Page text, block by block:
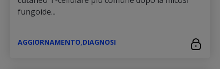
fungoide...
AGGIORNAMENTO,DIAGNOSI